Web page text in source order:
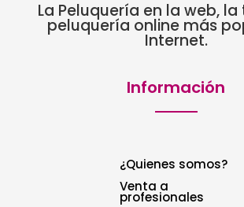
La Peluquería en la web,
peluquería online más
Internet.
Información
¿Quienes somos?
Venta a
profesionales